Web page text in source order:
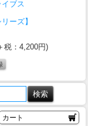
ブス
ーズ】
税：4,200円)
カート